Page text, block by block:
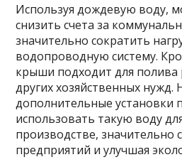
Используя дождевую воду,
снизить счета за
значительно сократить
водопроводную систему.
крыши подходит для полива
других хозяйственных нужд.
дополнительные установки
использовать такую воду
производстве, значительно
предприятий и улучшая